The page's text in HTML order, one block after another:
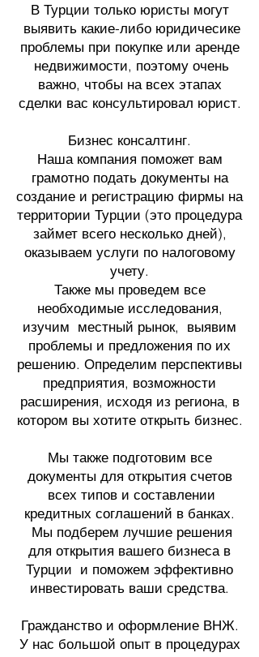
В Турции только юристы могут
выявить какие-либо юридичесике
проблемы при покупке или аренде
недвижимости, поэтому очень
важно, чтобы на всех этапах
сделки вас консультировал юрист.
Бизнес консалтинг.
Наша компания поможет вам
грамотно подать документы на
создание и регистрацию фирмы на
территории Турции (это процедура
займет всего несколько дней),
оказываем услуги по налоговому
учету.
Также мы проведем все
необходимые исследования,
изучим местный рынок, выявим
проблемы и предложения по их
решению. Определим перспективы
предприятия, возможности
расширения, исходя из региона, в
котором вы хотите открыть бизнес.
Мы также подготовим все
документы для открытия счетов
всех типов и составлении
кредитных соглашений в банках.
Мы подберем лучшие решения
для открытия вашего бизнеса в
Турции и поможем эффективно
инвестировать ваши средства.
Гражданство и оформление ВНЖ.
У нас большой опыт в процедурах